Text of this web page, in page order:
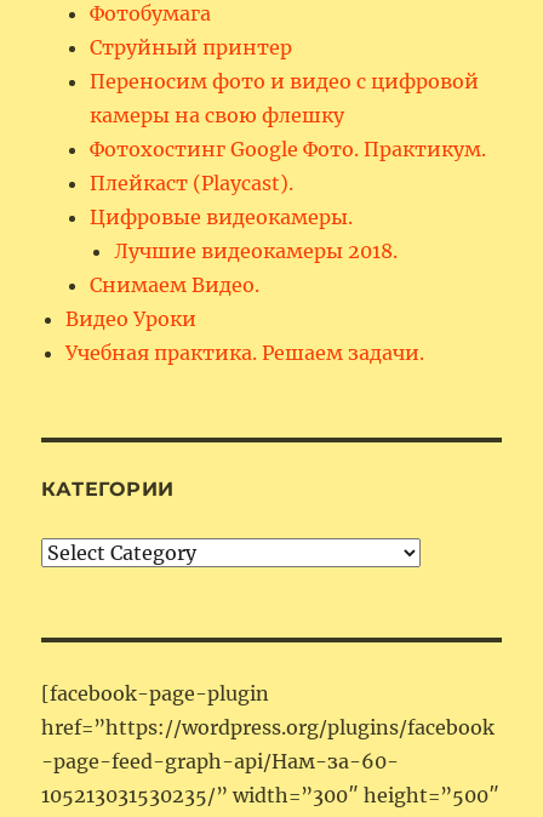
Фотобумага
Струйный принтер
Переносим фото и видео с цифровой
камеры на свою флешку
Фотохостинг Google Фото. Практикум.
Плейкаст (Playcast).
Цифровые видеокамеры.
Лучшие видеокамеры 2018.
Снимаем Видео.
Видео Уроки
Учебная практика. Решаем задачи.
КАТЕГОРИИ
Категории
[facebook-page-plugin
href=”https://wordpress.org/plugins/facebook
-page-feed-graph-api/Нам-за-60-
105213031530235/” width=”300″ height=”500″